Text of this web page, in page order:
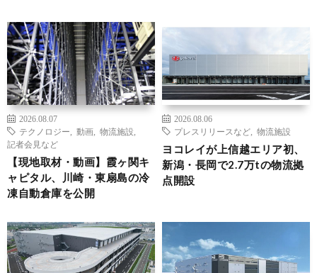
2026.08.07
テクノロジー
動画 物流施設
記者会見など
【現地取材・動画】霞ヶ関キ
ャピタル、川崎・東扇島の冷
凍自動倉庫を公開
2026.08.06
プレスリリースなど
物流施設
ヨコレイが上信越エリア初、
新潟・長岡で2.7万tの物流拠
点開設